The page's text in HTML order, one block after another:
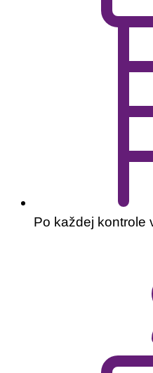
Po každej kontrole